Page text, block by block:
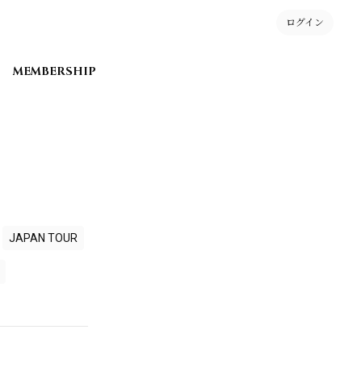
ログイン
MEMBERSHIP
JAPAN TOUR